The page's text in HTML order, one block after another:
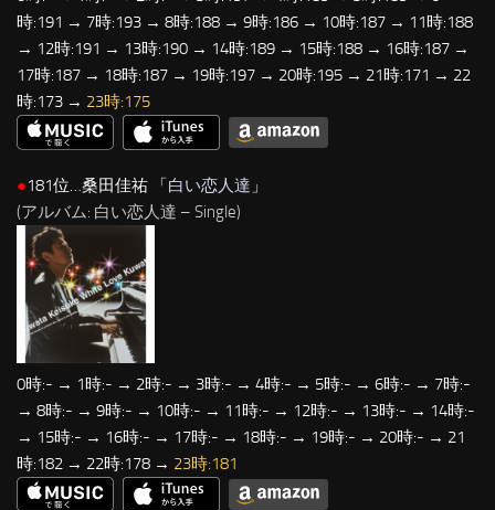
時:191 → 7時:193 → 8時:188 → 9時:186 → 10時:187 → 11時:188
→ 12時:191 → 13時:190 → 14時:189 → 15時:188 → 16時:187 →
17時:187 → 18時:187 → 19時:197 → 20時:195 → 21時:171 → 22
時:173 → 23時:175
●181位…桑田佳祐 「白い恋人達 」
(アルバム: 白い恋人達 – Single)
0時:- → 1時:- → 2時:- → 3時:- → 4時:- → 5時:- → 6時:- → 7時:-
→ 8時:- → 9時:- → 10時:- → 11時:- → 12時:- → 13時:- → 14時:-
→ 15時:- → 16時:- → 17時:- → 18時:- → 19時:- → 20時:- → 21
時:182 → 22時:178 → 23時:181